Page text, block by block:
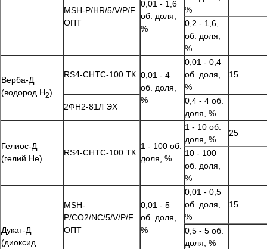
MSH-P/HR/5/V/P/F
ОПТ
0,01 - 1,6
об. доля,
%
%
0,2 - 1,6,
об. доля,
%
Верба-Д
(водород H2)
RS4-CHTC-100 ТК 0,01 - 4
об. доля,
%
0,01 - 0,4
об. доля,
%
15
2ФH2-81Л ЭХ
0,4 - 4 об.
доля, %
Гелиос-Д
(гелий He)
RS4-CHTC-100 ТК
1 - 100 об.
доля, %
1 - 10 об.
доля, %
25
10 - 100
об. доля,
%
Дукат-Д
(диоксид
MSH-
P/CO2/NC/5/V/P/F
ОПТ
0,01 - 5
об. доля,
%
0,01 - 0,5
об. доля,
%
15
0,5 - 5 об.
доля, %